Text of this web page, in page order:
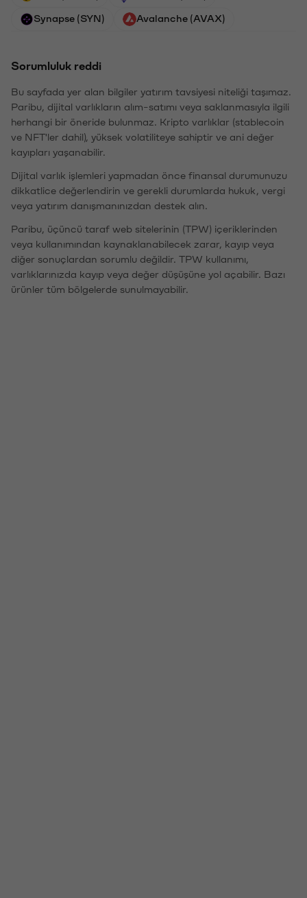
Synapse (SYN) Avalanche (AVAX)
Sorumluluk reddi
Bu sayfada yer alan bilgiler yatırım tavsiyesi niteliği taşımaz.
Paribu, dijital varlıkların alım-satımı veya saklanmasıyla ilgili
herhangi bir öneride bulunmaz. Kripto varlıklar (stablecoin
ve NFT'ler dahil), yüksek volatiliteye sahiptir ve ani değer
kayıpları yaşanabilir.
Dijital varlık işlemleri yapmadan önce finansal durumunuzu
dikkatlice değerlendirin ve gerekli durumlarda hukuk, vergi
veya yatırım danışmanınızdan destek alın.
Paribu, üçüncü taraf web sitelerinin (TPW) içeriklerinden
veya kullanımından kaynaklanabilecek zarar, kayıp veya
diğer sonuçlardan sorumlu değildir. TPW kullanımı,
varlıklarınızda kayıp veya değer düşüşüne yol açabilir. Bazı
ürünler tüm bölgelerde sunulmayabilir.